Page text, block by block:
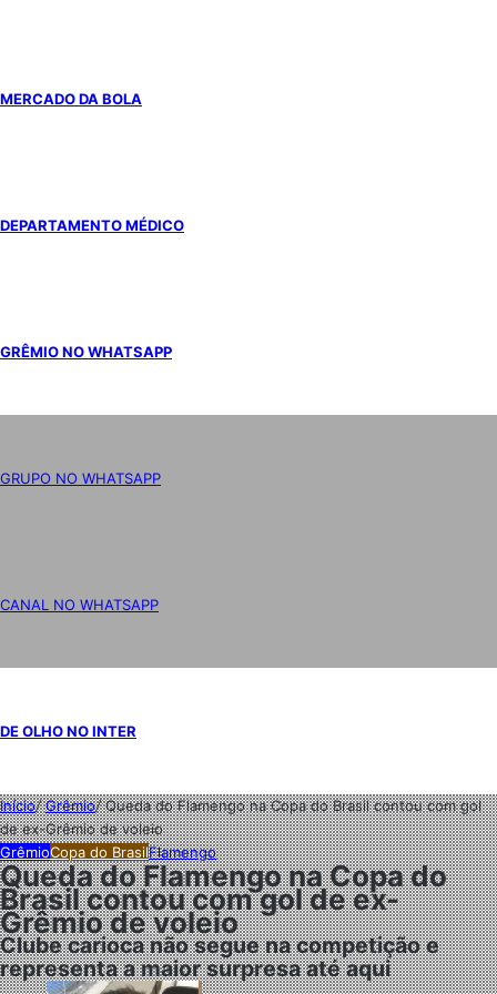
MERCADO DA BOLA
DEPARTAMENTO MÉDICO
GRÊMIO NO WHATSAPP
GRUPO NO WHATSAPP
CANAL NO WHATSAPP
DE OLHO NO INTER
Início/Grêmio/Queda do Flamengo na Copa do Brasil contou com gol
de ex-Grêmio de voleio
GrêmioCopa do BrasilFlamengo
Queda do Flamengo na Copa do
Brasil contou com gol de ex-
Grêmio de voleio
Clube carioca não segue na competição e
representa a maior surpresa até aqui